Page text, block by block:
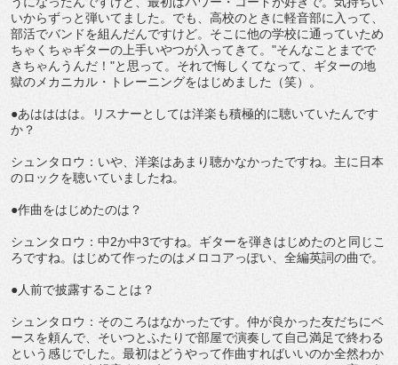
いからずっと弾いてました。でも、高校のときに軽音部に入って、
部活でバンドを組んだんですけど。そこに他の学校に通っていため
ちゃくちゃギターの上手いやつが入ってきて。"そんなことまでで
きちゃんうんだ！"と思って。それで悔しくてなって、ギターの地
獄のメカニカル・トレーニングをはじめました（笑）。
●あはははは。リスナーとしては洋楽も積極的に聴いていたんです
か？
シュンタロウ：いや、洋楽はあまり聴かなかったですね。主に日本
のロックを聴いていましたね。
●作曲をはじめたのは？
シュンタロウ：中2か中3ですね。ギターを弾きはじめたのと同じこ
ろですね。はじめて作ったのはメロコアっぽい、全編英詞の曲で。
●人前で披露することは？
シュンタロウ：そのころはなかったです。仲が良かった友だちにベ
ースを頼んで、そいつとふたりで部屋で演奏して自己満足で終わる
という感じでした。最初はどうやって作曲すればいいのか全然わか